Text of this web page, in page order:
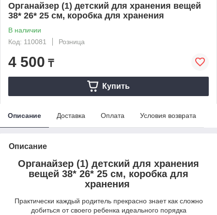
Органайзер (1) детский для хранения вещей
38* 26* 25 см, коробка для хранения
В наличии
Код: 110081
Розница
4 500 ₸
Купить
Описание Доставка Оплата Условия возврата
Описание
Органайзер (1) детский для хранения
вещей 38* 26* 25 см, коробка для
хранения
Практически каждый родитель прекрасно знает как сложно
добиться от своего ребенка идеального порядка